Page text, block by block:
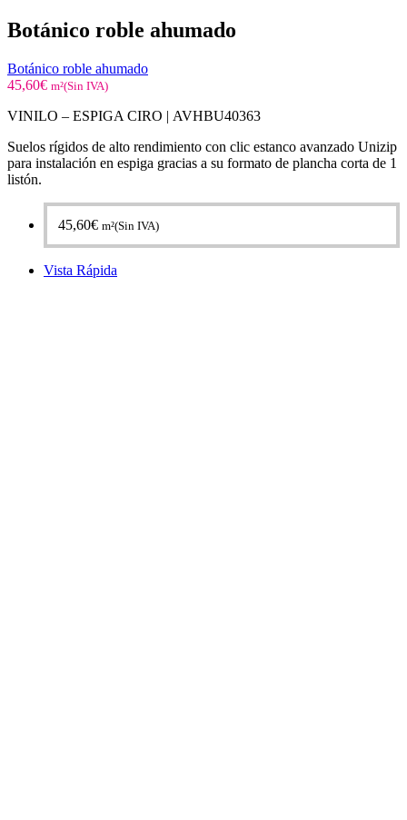
Botánico roble ahumado
Botánico roble ahumado
45,60€ m²(Sin IVA)
VINILO – ESPIGA CIRO | AVHBU40363
Suelos rígidos de alto rendimiento con clic estanco avanzado Unizip
para instalación en espiga gracias a su formato de plancha corta de 1
listón.
45,60€ m²(Sin IVA)
Vista Rápida